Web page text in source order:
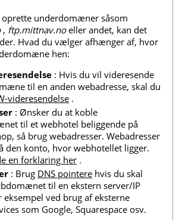
oprette underdomæner såsom
, ftp.mittnav.noeller andet, kan det
Hvad du vælger afhænger af, hvor
hen:
: Hvis du vil videresende
til en anden webadresse, skal du
videresendelse .
: Ønsker du at koble
til et webhotel beliggende på
så brug webadresser. Webadresser
den konto, hvor webhotellet ligger.
en forklaring her .
: Brug DNS pointere hvis du skal
til en ekstern server/IP
eksempel ved brug af eksterne
som Google, Squarespace osv.